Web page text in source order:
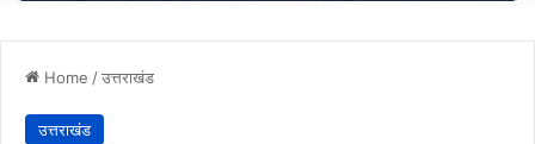
Home /उत्तराखंड
उत्तराखंड